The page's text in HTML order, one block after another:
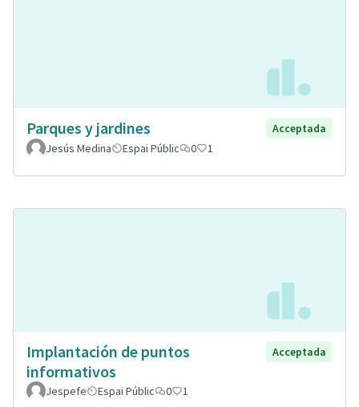
Parques y jardines
Acceptada
Jesús Medina
Espai Públic 0 1
Implantación de puntos
informativos
Acceptada
Jespefe Espai Públic 0 1